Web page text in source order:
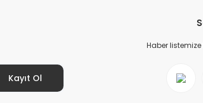
Kayıt Ol
Haber